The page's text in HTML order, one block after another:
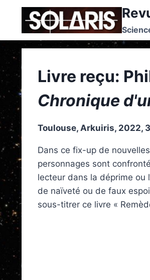
content
Livre reçu:
Chronique
Toulouse, Arkuiris, 2022,
Dans ce fix-up de
personnages sont
lecteur dans la déprime ou
de naïveté ou de faux
sous-titrer ce livre «